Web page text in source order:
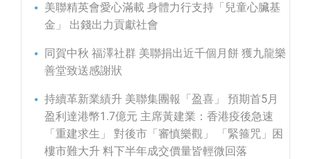
美聯精英會愛心滿載 身體力行支持「兒童心臟基
金」 出錢出力貢獻社會
同賀中秋 福澤社群 美聯捐出近千個月餅 獲九龍樂
善堂致送感謝狀
持續革新業績升 美聯集團報「盈喜」 預期首5月
盈利達港幣1.7億元 主席黃建業：香港疫後急速
「重建求生」 對後市「審慎樂觀」 「緊箍咒」困
樓市難大升 料下半年成交價量皆輕微回落